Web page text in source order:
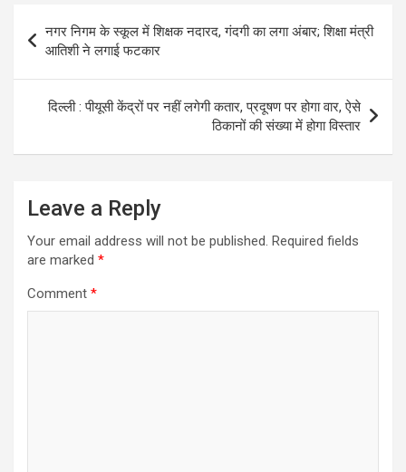
navigation
नगर निगम के स्कूल में शिक्षक नदारद, गंदगी का लगा अंबार; शिक्षा मंत्री
आतिशी ने लगाई फटकार
दिल्ली : पीयूसी केंद्रों पर नहीं लगेगी कतार, प्रदूषण पर होगा वार, ऐसे
ठिकानों की संख्या में होगा विस्तार
Leave a Reply
Your email address will not be published. Required fields
are marked *
Comment *